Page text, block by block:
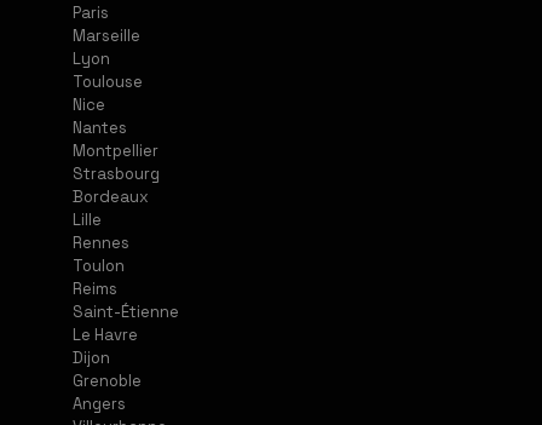
Paris
Marseille
Lyon
Toulouse
Nice
Nantes
Montpellier
Strasbourg
Bordeaux
Lille
Rennes
Toulon
Reims
Saint-Étienne
Le Havre
Dijon
Grenoble
Angers